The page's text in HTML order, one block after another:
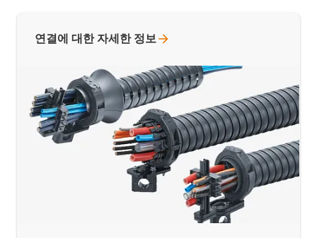
연결에 대한 자세한 정보